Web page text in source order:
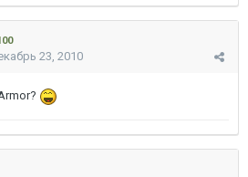
23, 2010